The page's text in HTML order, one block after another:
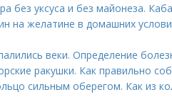
без уксуса и без майонеза.
на желатине в домашних
веки. Определение
ракушки. Как правильно
сильным оберегом. Как из